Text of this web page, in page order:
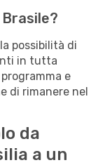
possibilità di
in tutta
e
di rimanere nel
da
a un